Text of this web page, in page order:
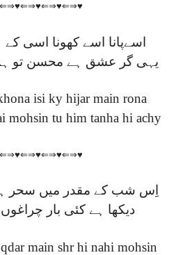
اسےپانا اسے کھونا اسی
یہی گر عشق ہے محسن تو
isi ky hijar main rona
mohsin tu him tanha hi achy
اِس شب کے مقدر میں سحر
دیکھا ہے کئی بار چراغوں
main shr hi nahi mohsin